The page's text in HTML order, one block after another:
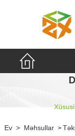
Ev > Məhsullar >